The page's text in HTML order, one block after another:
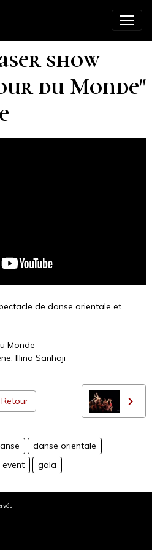
show
du Monde"
de danse orientale et
Monde
Illina Sanhaji
Retour
danse orientale
event gala